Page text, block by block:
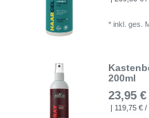
*inkl. ges.
200ml
23,95 €
| 119,75 € /